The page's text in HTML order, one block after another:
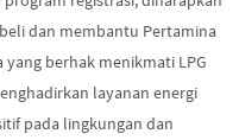
dan membantu Pertamina
berhak menikmati LPG
layanan energi
pada lingkungan dan